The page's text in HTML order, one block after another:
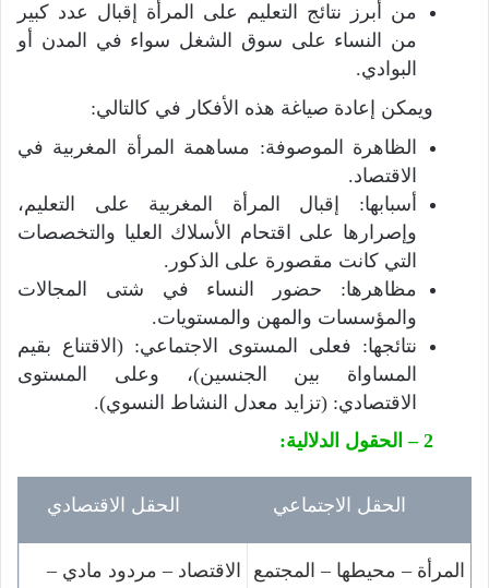
من أبرز نتائج التعليم على المرأة إقبال عدد كبير
من النساء على سوق الشغل سواء في المدن أو
البوادي.
ويمكن إعادة صياغة هذه الأفكار في كالتالي:
الظاهرة الموصوفة: مساهمة المرأة المغربية في
الاقتصاد.
أسبابها: إقبال المرأة المغربية على التعليم،
وإصرارها على اقتحام الأسلاك العليا والتخصصات
التي كانت مقصورة على الذكور.
مظاهرها: حضور النساء في شتى المجالات
والمؤسسات والمهن والمستويات.
نتائجها: فعلى المستوى الاجتماعي: (الاقتناع بقيم
المساواة بين الجنسين)، وعلى المستوى
الاقتصادي: (تزايد معدل النشاط النسوي).
2 – الحقول الدلالية:
الحقل الاجتماعي الحقل الاقتصادي
المرأة – محيطها – المجتمع
الاقتصاد – مردود مادي –